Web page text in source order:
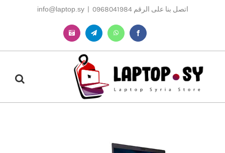
اتصل بنا على الرقم 0968041984 |
info@laptop.sy
Facebook
WhatsApp
Telegram
Instagram